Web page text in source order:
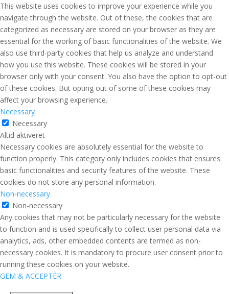
This website uses cookies to improve your experience while you
navigate through the website. Out of these, the cookies that are
categorized as necessary are stored on your browser as they are
essential for the working of basic functionalities of the website. We
also use third-party cookies that help us analyze and understand
how you use this website. These cookies will be stored in your
browser only with your consent. You also have the option to opt-out
of these cookies. But opting out of some of these cookies may
affect your browsing experience.
Necessary
Necessary
Altid aktiveret
Necessary cookies are absolutely essential for the website to
function properly. This category only includes cookies that ensures
basic functionalities and security features of the website. These
cookies do not store any personal information.
Non-necessary
Non-necessary
Any cookies that may not be particularly necessary for the website
to function and is used specifically to collect user personal data via
analytics, ads, other embedded contents are termed as non-
necessary cookies. It is mandatory to procure user consent prior to
running these cookies on your website.
GEM & ACCEPTÈR